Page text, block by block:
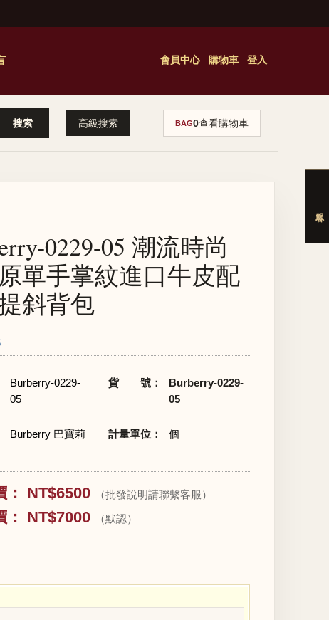
會員中心 購物車 登入
高級搜索 BAG0查看購物車
0229-05 潮流時尚
單手掌紋進口牛皮配
斜背包
Burberry-0229-
05
貨 號：
Burberry-0229-
05
Burberry 巴寶莉 計量單位： 個
： NT$6500 （批發說明請聯繫客服）
： NT$7000
（默認）